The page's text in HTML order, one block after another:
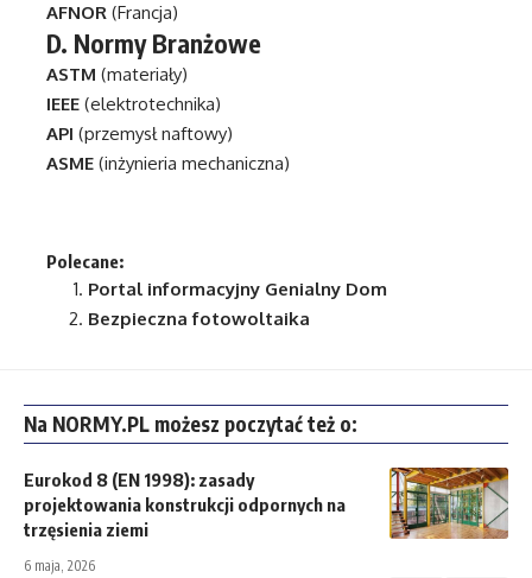
AFNOR (Francja)
D. Normy Branżowe
ASTM (materiały)
IEEE (elektrotechnika)
API (przemysł naftowy)
ASME (inżynieria mechaniczna)
Polecane:
Portal informacyjny Genialny Dom
Bezpieczna fotowoltaika
Na NORMY.PL możesz poczytać też o:
Eurokod 8 (EN 1998): zasady
projektowania konstrukcji odpornych na
trzęsienia ziemi
6 maja, 2026